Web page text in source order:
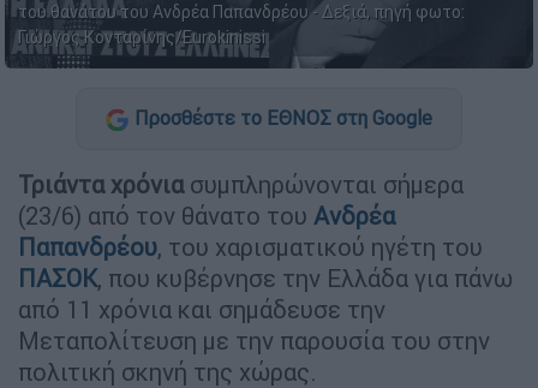
του θανάτου του Ανδρέα Παπανδρέου - Δεξιά, πηγή φωτο:
Γιώργος Κονταρίνης/Eurokinissi
Προσθέστε το ΕΘΝΟΣ στη Google
Τριάντα χρόνιασυμπληρώνονται σήμερα
(23/6) από τον θάνατο του Ανδρέα
Παπανδρέου, του χαρισματικού ηγέτη του
ΠΑΣΟΚ, που κυβέρνησε την Ελλάδα για πάνω
από 11 χρόνια και σημάδευσε την
Μεταπολίτευση με την παρουσία του στην
πολιτική σκηνή της χώρας.